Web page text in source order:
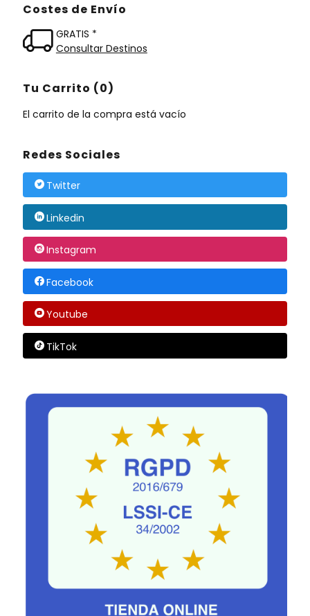
Costes de Envío
GRATIS *
Consultar Destinos
Tu Carrito (0)
El carrito de la compra está vacío
Redes Sociales
Twitter
Linkedin
Instagram
Facebook
Youtube
TikTok